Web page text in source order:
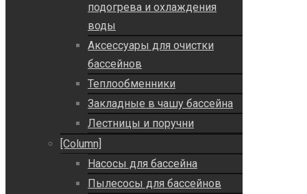
подогрева и охлаждения
воды
Аксессуары для очистки
бассейнов
Теплообменники
Закладные в чашу бассейна
Лестницы и поручни
[Column]
Насосы для бассейна
Пылесосы для бассейнов